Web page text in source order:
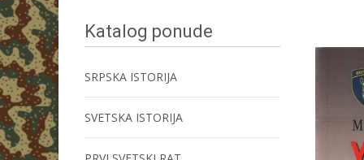
Katalog ponude
SRPSKA ISTORIJA
SVETSKA ISTORIJA